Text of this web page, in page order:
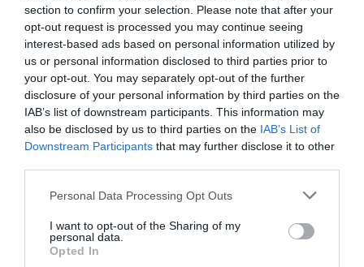
section to confirm your selection. Please note that after your
opt-out request is processed you may continue seeing
interest-based ads based on personal information utilized by
us or personal information disclosed to third parties prior to
your opt-out. You may separately opt-out of the further
disclosure of your personal information by third parties on the
IAB’s list of downstream participants. This information may
also be disclosed by us to third parties on the IAB’s List of
Downstream Participants that may further disclose it to other
Please note that this website/app uses one or more Google
not limited to your visit or usage behaviour. You may click to
grant or deny consent to Google and its third-party tags to
use your data for below specified purposes in below Google
Personal Data Processing Opt Outs
I want to opt-out of the Sharing of my
personal data.
Opted In